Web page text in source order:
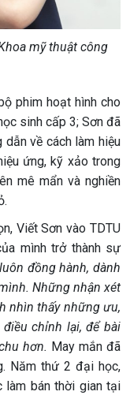
mỹ thuật công
phim hoạt hình cho
sinh cấp 3; Sơn đã
về cách làm hiệu
ứng, kỹ xảo trong
mê mẩn và nghiền
Viết Sơn vào TDTU
mình trở thành sự
đồng hành, dành
Những nhận xét
nhìn thấy những ưu,
chỉnh lại, để bài
hơn. May mắn đã
Năm thứ 2 đại học,
bán thời gian tại